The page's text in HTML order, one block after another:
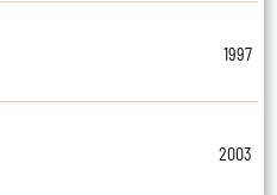
1997
2003